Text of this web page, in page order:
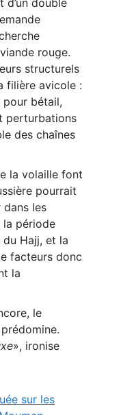
double
rouge.
structurels
filière avicole :
bétail,
perturbations
des chaînes
la volaille font
pourrait
dans les
la période
Hajj, et la
facteurs donc
la
le
», ironise
sur les